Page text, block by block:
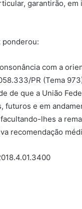
garantirão,
ponderou:
com a
PR (Tema
de que a União
futuros e em
lhes a
recomendação